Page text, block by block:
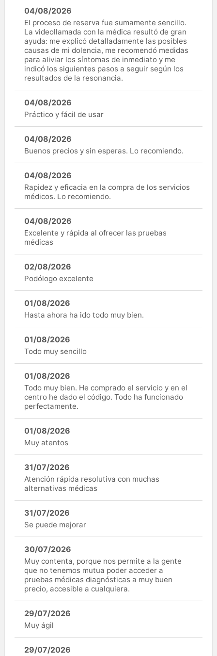
04/08/2026
El proceso de reserva fue sumamente sencillo.
La videollamada con la médica resultó de gran
ayuda: me explicó detalladamente las posibles
causas de mi dolencia, me recomendó medidas
para aliviar los síntomas de inmediato y me
indicó los siguientes pasos a seguir según los
resultados de la resonancia.
04/08/2026
Práctico y fácil de usar
04/08/2026
Buenos precios y sin esperas. Lo recomiendo.
04/08/2026
Rapidez y eficacia en la compra de los servicios
médicos. Lo recomiendo.
04/08/2026
Excelente y rápida al ofrecer las pruebas
médicas
02/08/2026
Podólogo excelente
01/08/2026
Hasta ahora ha ido todo muy bien.
01/08/2026
Todo muy sencillo
01/08/2026
Todo muy bien. He comprado el servicio y en el
centro he dado el código. Todo ha funcionado
perfectamente.
01/08/2026
Muy atentos
31/07/2026
Atención rápida resolutiva con muchas
alternativas médicas
31/07/2026
Se puede mejorar
30/07/2026
Muy contenta, porque nos permite a la gente
que no tenemos mutua poder acceder a
pruebas médicas diagnósticas a muy buen
precio, accesible a cualquiera.
29/07/2026
Muy ágil
29/07/2026